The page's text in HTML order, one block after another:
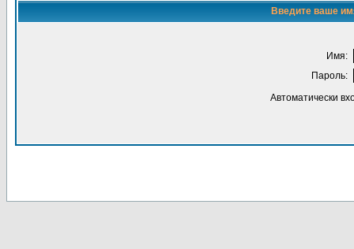
Введите ваше
Имя:
Пароль:
Автоматически